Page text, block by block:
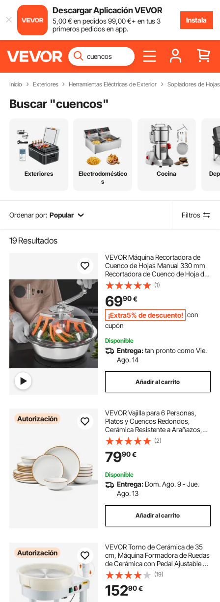
Descargar Aplicación VEVOR
5,00€ en pedidos99,00€+ en tus 3
primeros pedidos en app.
Instala
Inicio Exteriores Herramientas Eléctricas de Exterior Sopladores de Hojas
Buscar "cuencos"
Exteriores
Electrodoméstico
s
Cocina
Ordenar por: Popular Filtros
19 Resultados
VEVOR Máquina Recortadora de
Cuenco de Hojas Manual 330 mm
Recortadora de Cuenco de Hoja de
Brote con Tapa Transparente y 3
Rejillas de Acero Inoxidable para
Brotes de Flores, Hierbas
Aromáticas
(1)
6990€
¡Extra5% de descuento! con
cupón
Disponible
Entrega:tan pronto como Vie.
Ago. 14
Añadir al carrito
Autorización
VEVOR Vajilla para 6 Personas,
Platos y Cuencos Redondos,
Cerámica Resistente a Arañazos,
Apta para Lavavajillas y
Microondas, Ideal para Postres,
Ensaladas, Sopas y Pastas, Color
Blanco, 18 uds
(2)
7990€
Disponible
Entrega: Dom. Ago. 9 - Jue.
Ago. 13
Añadir al carrito
Autorización
VEVOR Torno de Cerámica de 35
cm, Máquina Formadora de Ruedas
de Cerámica con Pedal Ajustable de
60 a 300 RPM, Pata de Elevación
Ajustable, Cuenco Desmontable
para Manualidades, Bricolaje,
Blanco
(19)
15290€